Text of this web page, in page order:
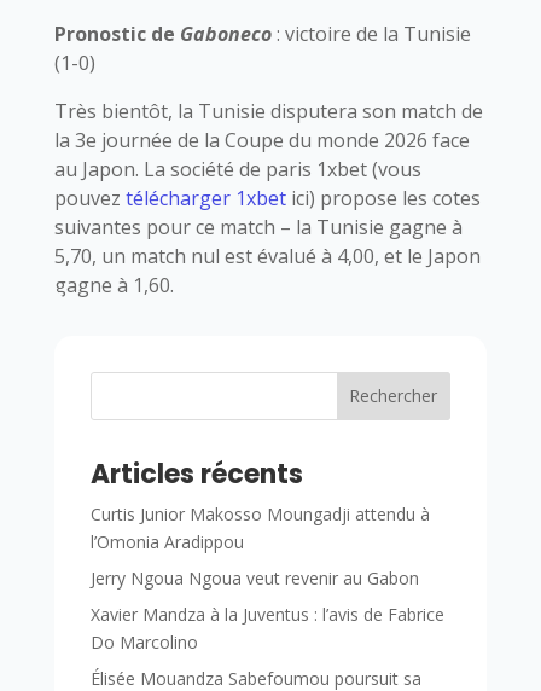
Pronostic de Gaboneco: victoire de la Tunisie
(1-0)
Très bientôt, la Tunisie disputera son match de
la 3e journée de la Coupe du monde 2026 face
au Japon. La société de paris 1xbet (vous
pouvez télécharger 1xbetici) propose les cotes
suivantes pour ce match – la Tunisie gagne à
5,70, un match nul est évalué à 4,00, et le Japon
gagne à 1,60.
Rechercher
Articles récents
Curtis Junior Makosso Moungadji attendu à
l’Omonia Aradippou
Jerry Ngoua Ngoua veut revenir au Gabon
Xavier Mandza à la Juventus : l’avis de Fabrice
Do Marcolino
Élisée Mouandza Sabefoumou poursuit sa